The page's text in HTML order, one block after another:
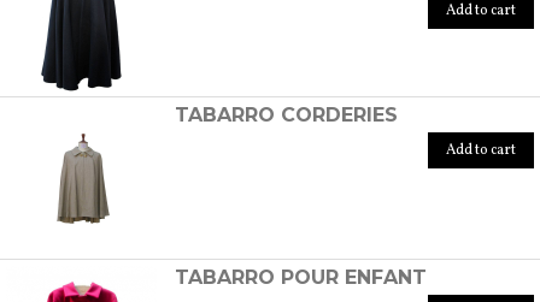
Add to cart
TABARRO CORDERIES
Add to cart
TABARRO POUR ENFANT